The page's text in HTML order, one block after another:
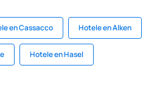
en Cassacco Hotele en Alken
Hotele en Hasel